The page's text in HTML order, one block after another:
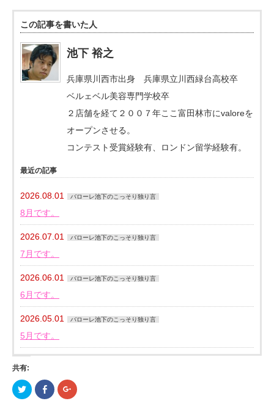
この記事を書いた人
池下 裕之
兵庫県川西市出身 兵庫県立川西緑台高校卒
ベルェベル美容専門学校卒
２店舗を経て２００７年ここ富田林市にvaloreを
オープンさせる。
コンテスト受賞経験有、ロンドン留学経験有。
最近の記事
2026.08.01 バローレ池下のこっそり独り言
8月です。
2026.07.01 バローレ池下のこっそり独り言
7月です。
2026.06.01 バローレ池下のこっそり独り言
6月です。
2026.05.01 バローレ池下のこっそり独り言
5月です。
共有:
ク
リ
Facebook
で
ク
リ